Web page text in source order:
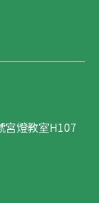
宮燈教室H107